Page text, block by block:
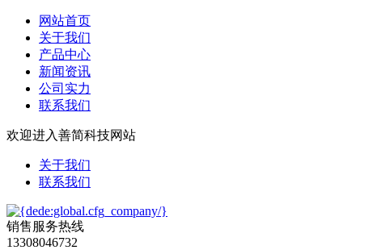
网站首页
关于我们
产品中心
新闻资讯
公司实力
联系我们
欢迎进入善简科技网站
关于我们
联系我们
销售服务热线
13308046732